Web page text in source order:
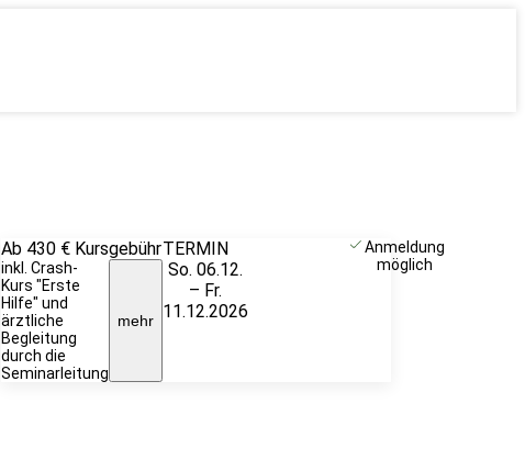
Ab 430 € Kursgebühr
inkl. Crash-
Kurs "Erste
Hilfe" und
ärztliche
Begleitung
durch die
Seminarleitung
mehr
TERMIN
So. 06.12.
– Fr.
11.12.2026
Anmeldung
möglich